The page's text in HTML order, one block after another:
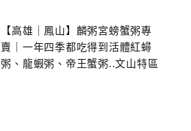
【高雄｜鳳山】麟粥宮螃蟹粥專
賣｜一年四季都吃得到活體紅蟳
粥、龍蝦粥、帝王蟹粥..文山特區